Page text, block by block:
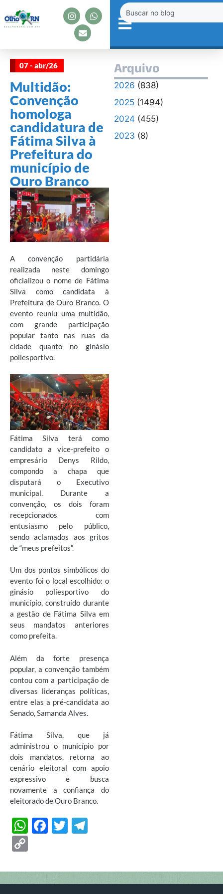
07 - abr/26
Multidão:
Convenção
homologa
candidatura de
Fátima Silva à
Prefeitura do
município de
Ouro Branco
A convenção partidária
realizada neste domingo
oficializou o nome de Fátima
Silva como candidata à
Prefeitura de Ouro Branco. O
evento reuniu uma multidão,
com grande participação
popular tanto nas ruas da
cidade quanto no ginásio
poliesportivo.
Fátima Silva terá como
candidato a vice-prefeito o
empresário Denys Rildo,
compondo a chapa que
disputará o Executivo
municipal. Durante a
convenção, os dois foram
recepcionados com
entusiasmo pelo público,
sendo aclamados aos gritos
de “meus prefeitos”.
Um dos pontos simbólicos do
evento foi o local escolhido: o
ginásio poliesportivo do
município, construído durante
a gestão de Fátima Silva em
seus mandatos anteriores
como prefeita.
Além da forte presença
popular, a convenção também
contou com a participação de
diversas lideranças políticas,
entre elas a pré-candidata ao
Senado, Samanda Alves.
Fátima Silva, que já
administrou o município por
dois mandatos, retorna ao
cenário eleitoral com apoio
expressivo e busca
novamente a confiança do
eleitorado de Ouro Branco.
W
s
A
F
b
o
T
er gr
a
p
Arquivo
2026 (838)
2025(1494)
2024 (455)
2023 (8)